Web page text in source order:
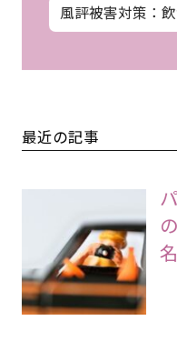
風評被害対策：
最近の記事